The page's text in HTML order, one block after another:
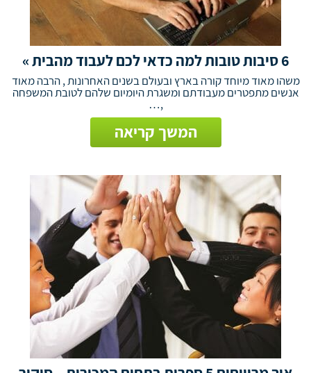
6 סיבות טובות למה כדאי לכם לעבוד מהבית »
משהו מאוד מיוחד קורה בארץ ובעולם בשנים האחרונות , הרבה מאוד
אנשים מתפטרים מעבודתם ומשגרת היומיום שלהם לטובת המשפחה
,…
המשך קריאה